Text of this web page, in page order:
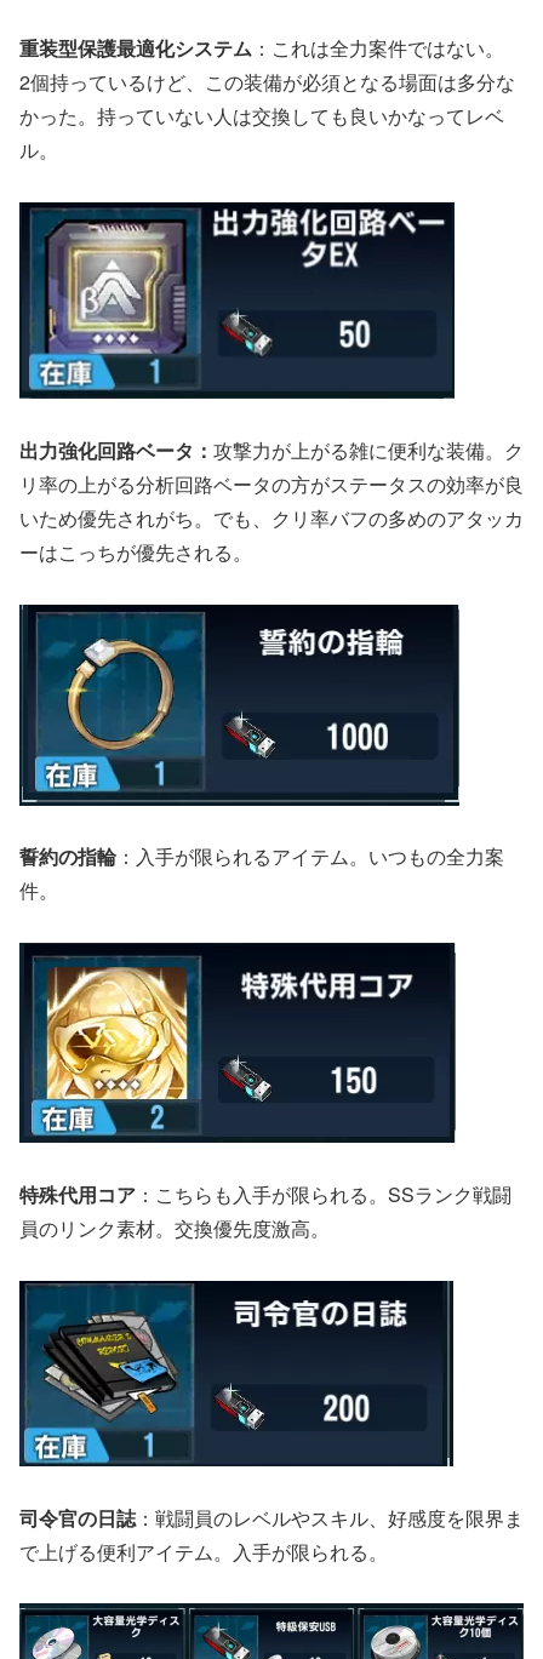
重装型保護最適化システム ：これは全力案件ではない。
2個持っているけど、この装備が必須となる場面は多分な
かった。持っていない人は交換しても良いかなってレベ
ル。
出力強化回路ベータ： 攻撃力が上がる雑に便利な装備。ク
リ率の上がる分析回路ベータの方がステータスの効率が良
いため優先されがち。でも、クリ率バフの多めのアタッカ
ーはこっちが優先される。
誓約の指輪：入手が限られるアイテム。いつもの全力案
件。
特殊代用コア ：こちらも入手が限られる。SSランク戦闘
員のリンク素材。交換優先度激高。
司令官の日誌：戦闘員のレベルやスキル、好感度を限界ま
で上げる便利アイテム。入手が限られる。